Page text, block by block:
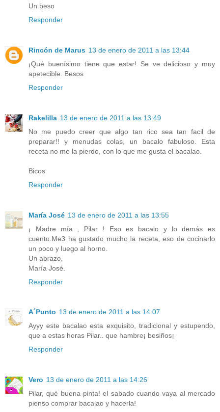
Un beso
Responder
Rincón de Marus 13 de enero de 2011 a las 13:44
¡Qué buenísimo tiene que estar! Se ve delicioso y muy
apetecible. Besos
Responder
Rakelilla 13 de enero de 2011 a las 13:49
No me puedo creer que algo tan rico sea tan facil de
preparar!! y menudas colas, un bacalo fabuloso. Esta
receta no me la pierdo, con lo que me gusta el bacalao.
Bicos
Responder
María José 13 de enero de 2011 a las 13:55
¡ Madre mía , Pilar ! Eso es bacalo y lo demás es
cuento.Me3 ha gustado mucho la receta, eso de cocinarlo
un poco y luego al horno.
Un abrazo,
María José.
Responder
A´Punto 13 de enero de 2011 a las 14:07
Ayyy este bacalao esta exquisito, tradicional y estupendo,
que a estas horas Pilar.. que hambre¡ besiños¡
Responder
Vero 13 de enero de 2011 a las 14:26
Pilar, qué buena pinta! el sabado cuando vaya al mercado
pienso comprar bacalao y hacerla!